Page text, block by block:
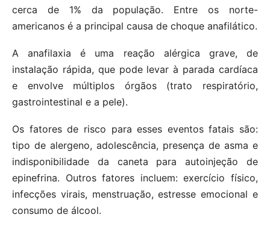
cerca de 1% da população. Entre os norte-
americanos é a principal causa de choque anafilático.
A anafilaxia é uma reação alérgica grave, de
instalação rápida, que pode levar à parada cardíaca
e envolve múltiplos órgãos (trato respiratório,
gastrointestinal e a pele).
Os fatores de risco para esses eventos fatais são:
tipo de alergeno, adolescência, presença de asma e
indisponibilidade da caneta para autoinjeção de
epinefrina. Outros fatores incluem: exercício físico,
infecções virais, menstruação, estresse emocional e
consumo de álcool.